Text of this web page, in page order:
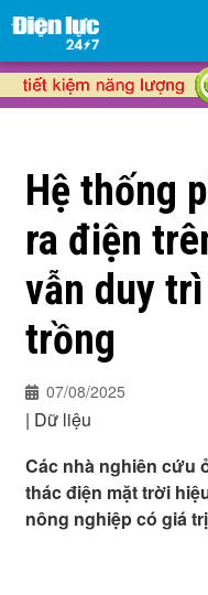
Hệ thống
ra điện
vẫn duy
trồng
07/08/2025
| Dữ liệu
Các nhà nghiên cứu
thác điện mặt trời
nông nghiệp có giá